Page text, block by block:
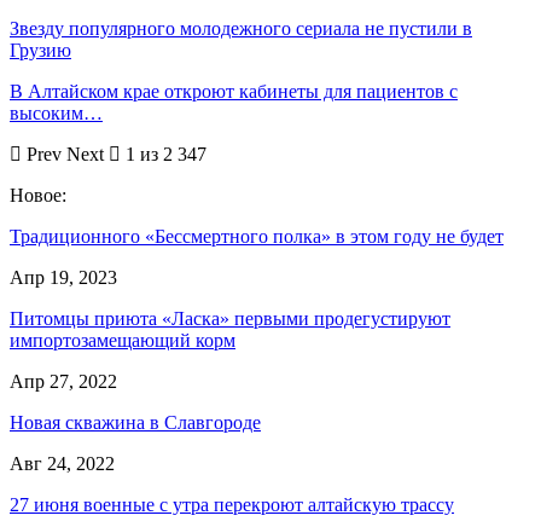
Звезду популярного молодежного сериала не пустили в
Грузию
В Алтайском крае откроют кабинеты для пациентов с
высоким…
Prev Next
1 из 2 347
Новое:
Традиционного «Бессмертного полка» в этом году не будет
Апр 19, 2023
Питомцы приюта «Ласка» первыми продегустируют
импортозамещающий корм
Апр 27, 2022
Новая скважина в Славгороде
Авг 24, 2022
27 июня военные с утра перекроют алтайскую трассу